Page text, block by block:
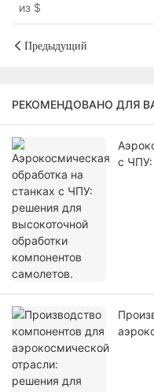
быстрая поставка
за 3 дня
из $
Предыдущий
РЕКОМЕНДОВАНО ДЛЯ
с ЧПУ: